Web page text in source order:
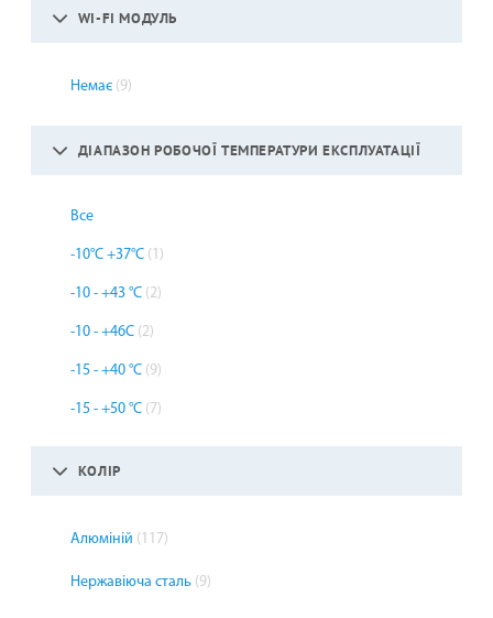
WI-FI МОДУЛЬ
Немає (9)
ДІАПАЗОН РОБОЧОЇ ТЕМПЕРАТУРИ ЕКСПЛУАТАЦІЇ
Все
-10°С +37°С (1)
-10 - +43 °С (2)
-10 - +46С (2)
-15 - +40 °С (9)
-15 - +50 °С (7)
КОЛІР
Алюміній (117)
Нержавіюча сталь (9)